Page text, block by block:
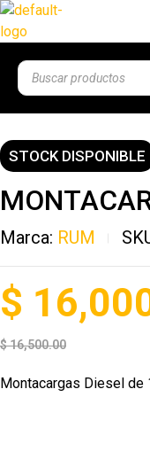
STOCK DISPONIBLE
Marca: RUM
$16,500.00
$
Montacargas Diesel de